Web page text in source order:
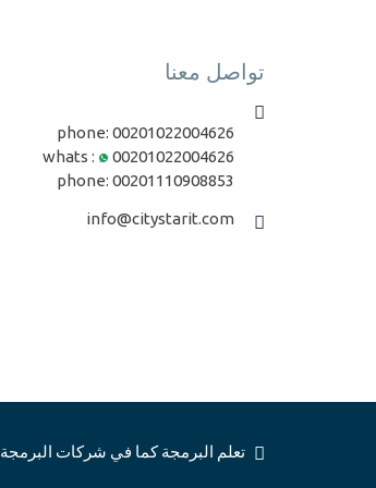
تواصل معنا
phone: 00201022004626
whats :
00201022004626
phone: 00201110908853
info@citystarit.com
تعلم البرمجة كما في شركات البرمجة